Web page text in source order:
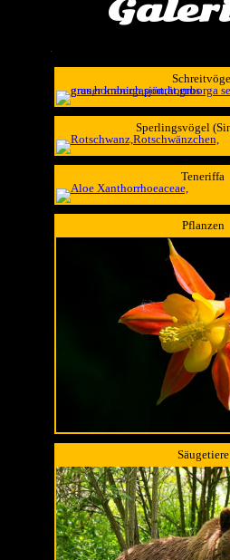
.
Sperlingsvögel
Teneriffa
Pflanzen
Säugetiere